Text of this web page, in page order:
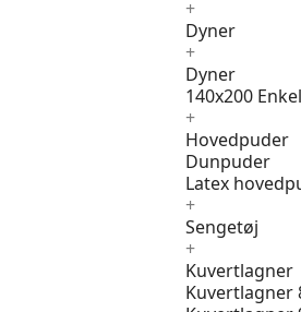
+
Dyner
+
Dyner
140x200
+
Hovedpuder
Dunpuder
Latex
+
Sengetøj
+
Kuvertlagner
Kuvertlagner